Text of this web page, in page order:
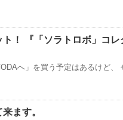
！ 『「ソラトロボ」コ
へ」を買う予定はあるけど
ます。